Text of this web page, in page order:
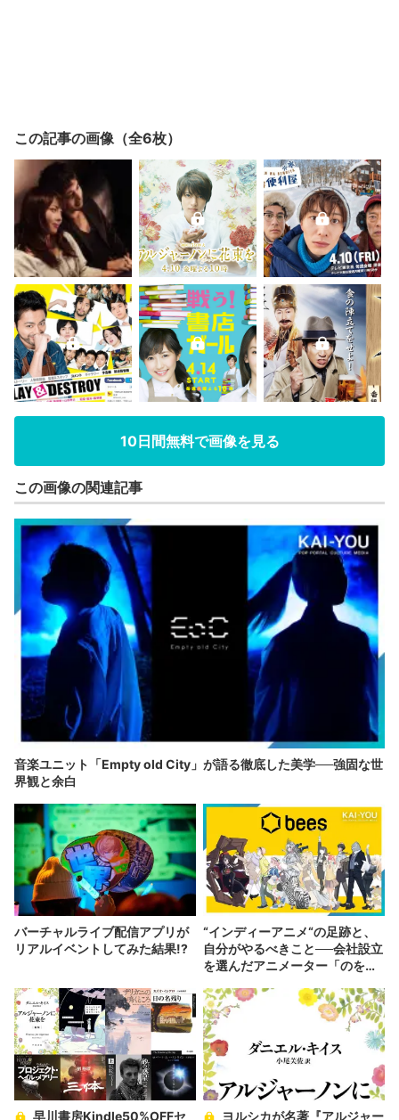
この記事の画像（全6枚）
10日間無料で画像を見る
この画像の関連記事
音楽ユニット「Empty old City」が語る徹底した美学──強固な世
界観と余白
バーチャルライブ配信アプリが
リアルイベントしてみた結果!?
“インディーアニメ“の足跡と、
自分がやるべきこと──会社設立
を選んだアニメーター「のを